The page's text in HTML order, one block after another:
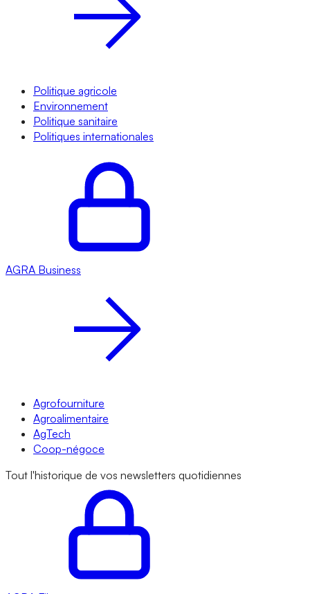
Politique agricole
Environnement
Politique sanitaire
Politiques internationales
AGRA Business
Agrofourniture
Agroalimentaire
AgTech
Coop-négoce
Tout l'historique de vos newsletters quotidiennes